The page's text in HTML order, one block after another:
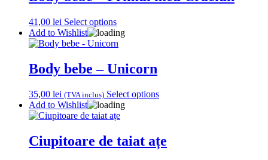
41,00 lei Select options
Add to Wishlist
Body bebe – Unicorn
35,00 lei (TVA inclus) Select options
Add to Wishlist
Ciupitoare de taiat ațe